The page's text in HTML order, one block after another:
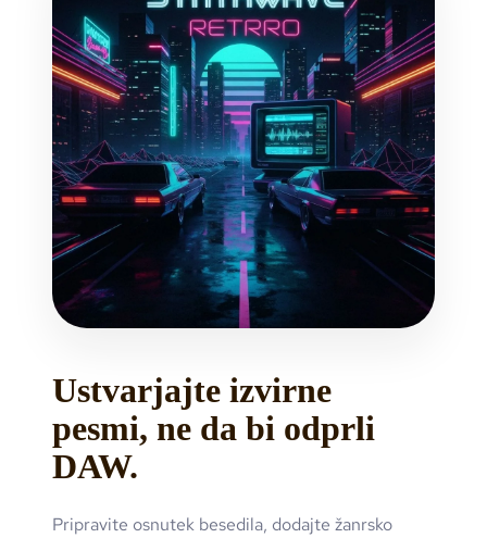
Ustvarjajte izvirne
pesmi, ne da bi odprli
DAW.
Pripravite osnutek besedila, dodajte žanrsko